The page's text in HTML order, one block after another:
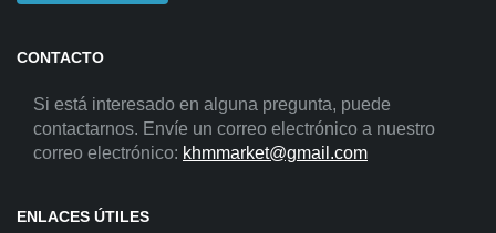
CONTACTO
Si está interesado en alguna pregunta, puede
contactarnos. Envíe un correo electrónico a nuestro
correo electrónico: khmmarket@gmail.com
ENLACES ÚTILES